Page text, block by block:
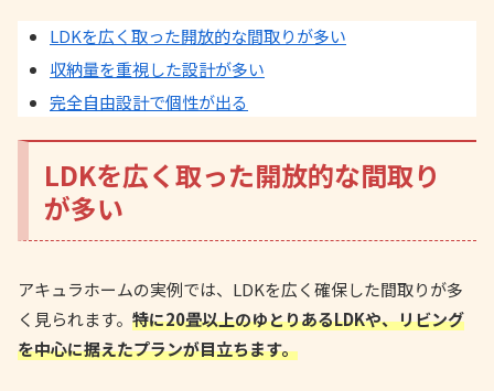
LDKを広く取った開放的な間取りが多い
収納量を重視した設計が多い
完全自由設計で個性が出る
LDKを広く取った開放的な間取り
が多い
アキュラホームの実例では、LDKを広く確保した間取りが多
く見られます。 特に20畳以上のゆとりあるLDKや、リビング
を中心に据えたプランが目立ちます。